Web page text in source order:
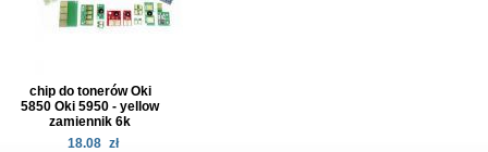
chip do tonerów Oki
5850 Oki 5950 - yellow
zamiennik 6k
18.08 zł